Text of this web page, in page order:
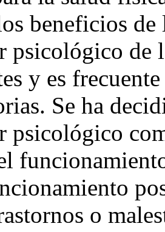
la salud
beneficios
psicológico de
y es
Se ha
psicológico